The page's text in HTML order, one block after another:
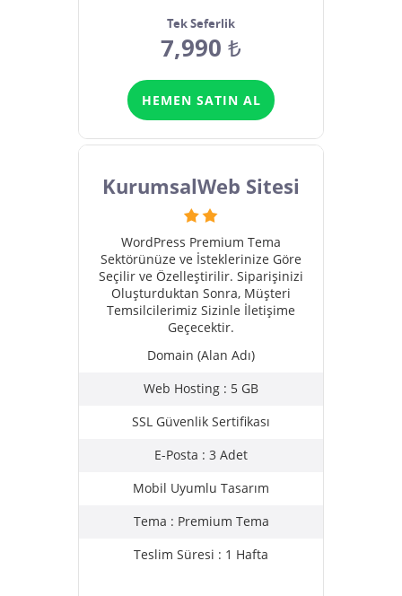
Tek Seferlik
7,990 ₺
HEMEN SATIN AL
KurumsalWeb Sitesi
WordPress Premium Tema
Sektörünüze ve İsteklerinize Göre
Seçilir ve Özelleştirilir. Siparişinizi
Oluşturduktan Sonra, Müşteri
Temsilcilerimiz Sizinle İletişime
Geçecektir.
Domain (Alan Adı)
Web Hosting : 5 GB
SSL Güvenlik Sertifikası
E-Posta : 3 Adet
Mobil Uyumlu Tasarım
Tema : Premium Tema
Teslim Süresi : 1 Hafta